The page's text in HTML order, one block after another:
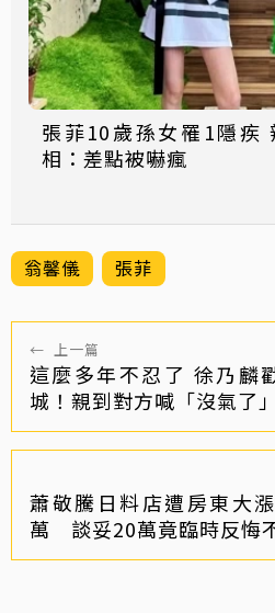
張菲10歲孫女罹1隱疾
相：差點被嚇瘋
翁馨儀 張菲
← 上一篇
這麼多年不忍了 徐乃麟
城！親到對方喊「沒氣了」
蕭敬騰日料店遭房東大
萬 談妥20萬竟臨時反悔